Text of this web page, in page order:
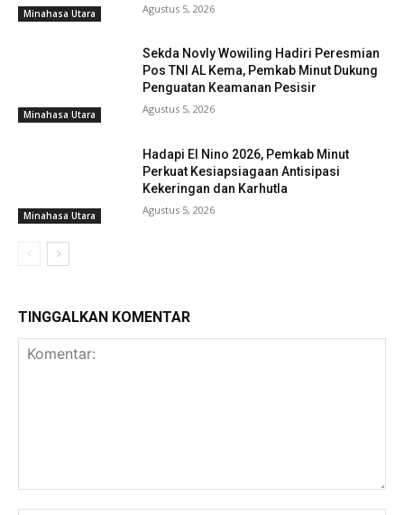
Minahasa Utara Agustus 5, 2026
Minahasa Utara
Sekda Novly Wowiling Hadiri Peresmian
Pos TNI AL Kema, Pemkab Minut Dukung
Penguatan Keamanan Pesisir
Agustus 5, 2026
Minahasa Utara
Hadapi El Nino 2026, Pemkab Minut
Perkuat Kesiapsiagaan Antisipasi
Kekeringan dan Karhutla
Agustus 5, 2026
TINGGALKAN KOMENTAR